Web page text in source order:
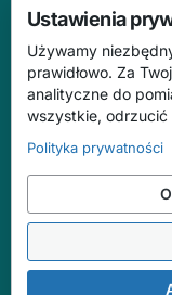
przypadków należy
lekarzem
dziedzinie.
nie ponosi
odpowiedzialności
zastosowania
Na stronie
o
© 2026 ABC
Ustawienia
Używamy
prawidłowo. Za
analityczne do
wszystkie, odrzucić
Polityka prywatności